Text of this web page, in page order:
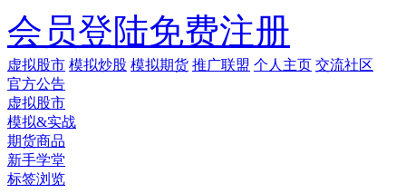
会员登陆免费注册
虚拟股市 模拟炒股 模拟期货 推广联盟 个人主页 交流社区
官方公告
虚拟股市
模拟&实战
期货商品
新手学堂
标签浏览